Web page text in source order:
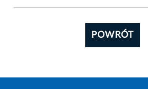
POWRÓT